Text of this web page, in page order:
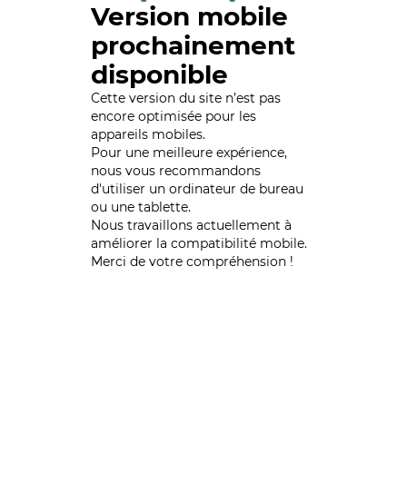
Version mobile
prochainement
disponible
Cette version du site n’est pas
encore optimisée pour les
appareils mobiles.
Pour une meilleure expérience,
nous vous recommandons
d'utiliser un ordinateur de bureau
ou une tablette.
Nous travaillons actuellement à
améliorer la compatibilité mobile.
Merci de votre compréhension !